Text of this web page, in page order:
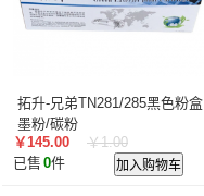
拓升-兄弟TN281/285黑色粉盒
墨粉/碳粉
￥145.00
￥1.00
已售 0件 加入购物车